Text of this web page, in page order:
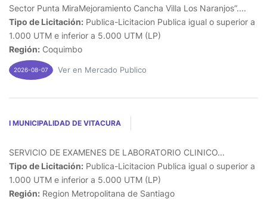
Sector Punta MiraMejoramiento Cancha Villa Los Naranjos”....
Tipo de Licitación: Publica-Licitacion Publica igual o superior a
1.000 UTM e inferior a 5.000 UTM (LP)
Región: Coquimbo
2026-08-07 Ver en Mercado Publico
I MUNICIPALIDAD DE VITACURA
SERVICIO DE EXAMENES DE LABORATORIO CLINICO...
Tipo de Licitación: Publica-Licitacion Publica igual o superior a
1.000 UTM e inferior a 5.000 UTM (LP)
Región: Region Metropolitana de Santiago